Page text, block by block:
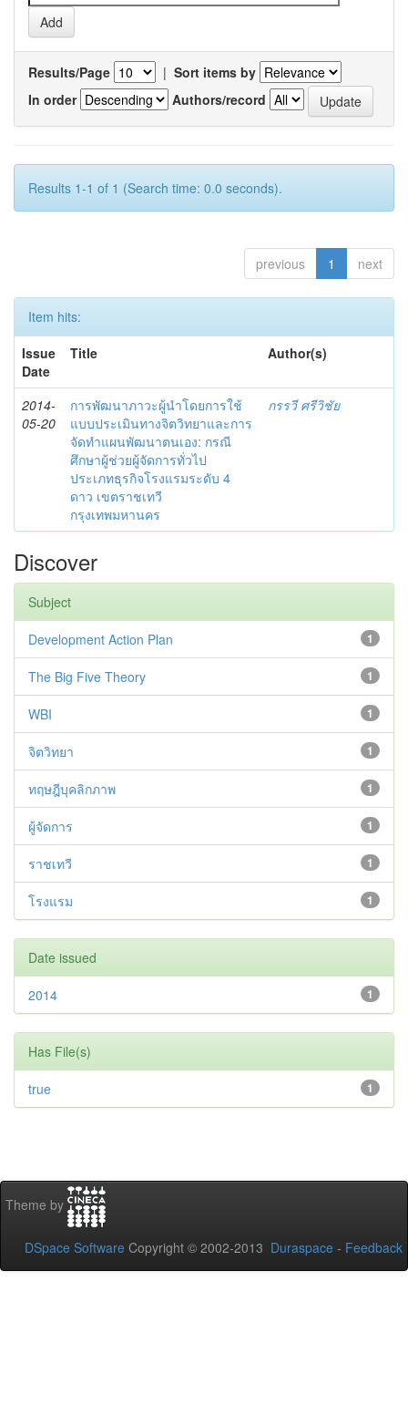
Results/Page | Sort items by
In order
Authors/record
Results 1-1 of 1 (Search time: 0.0 seconds).
previous 1 next
Item hits:
Issue
Date
Title Author(s)
2014-
05-20
การพัฒนาภาวะผู้นำโดยการใช้
แบบประเมินทางจิตวิทยาและการ
จัดทำแผนพัฒนาตนเอง: กรณี
ศึกษาผู้ช่วยผู้จัดการทั่วไป
ประเภทธุรกิจโรงแรมระดับ 4
ดาว เขตราชเทวี
กรุงเทพมหานคร
กรรวี ศรีวิชัย
Discover
Subject
1
Development Action Plan
1
The Big Five Theory
1
WBI
1
จิตวิทยา
1
ทฤษฎีบุคลิกภาพ
1
ผู้จัดการ
1
ราชเทวี
1
โรงแรม
Date issued
1
2014
Has File(s)
1
true
Theme by
DSpace Software Copyright © 2002-2013 Duraspace - Feedback